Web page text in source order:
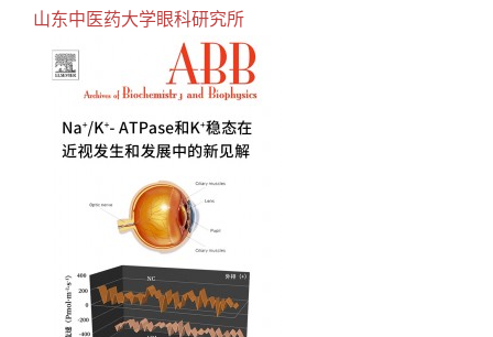
山东中医药大学眼科研究所